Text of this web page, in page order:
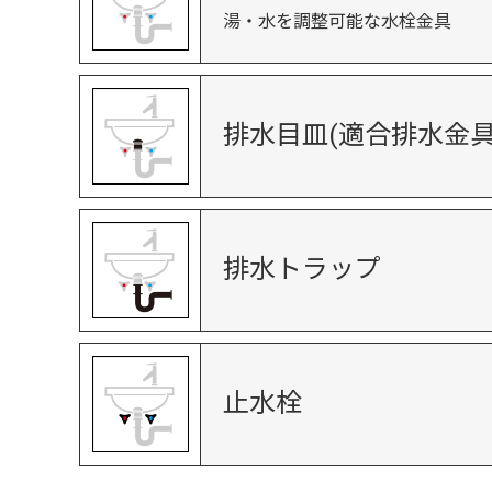
湯・水を調整可能な水栓金具
排水目皿(適合排水金
排水トラップ
止水栓